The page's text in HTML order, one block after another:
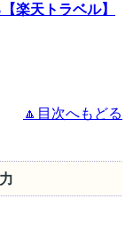
楽天トラベル】
🔼目次へもどる